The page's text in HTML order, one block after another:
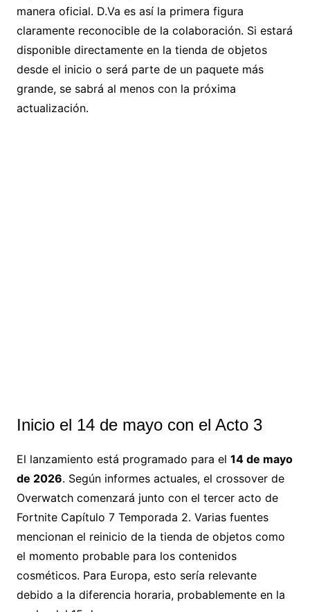
manera oficial. D.Va es así la primera figura
claramente reconocible de la colaboración. Si estará
disponible directamente en la tienda de objetos
desde el inicio o será parte de un paquete más
grande, se sabrá al menos con la próxima
actualización.
Inicio el 14 de mayo con el Acto 3
El lanzamiento está programado para el 14 de mayo
de 2026. Según informes actuales, el crossover de
Overwatch comenzará junto con el tercer acto de
Fortnite Capítulo 7 Temporada 2. Varias fuentes
mencionan el reinicio de la tienda de objetos como
el momento probable para los contenidos
cosméticos. Para Europa, esto sería relevante
debido a la diferencia horaria, probablemente en la